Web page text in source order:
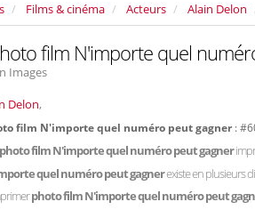
Films & cinéma Acteurs Alain Delon
film N'importe quel
Images
Delon,
film N'importe quel numéro peut gagner:
film N'importe quel numéro peut gagner
quel numéro peut gagnerexiste en plusieurs
photo film N'importe quel numéro peut